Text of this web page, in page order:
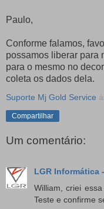
Paulo,
Conforme falamos,
possamos liberar para
para o mesmo no
coleta os dados dela.
Suporte Mj Gold Service
Compartilhar
Um comentário:
LGR Informática
William, criei
Teste e confirme